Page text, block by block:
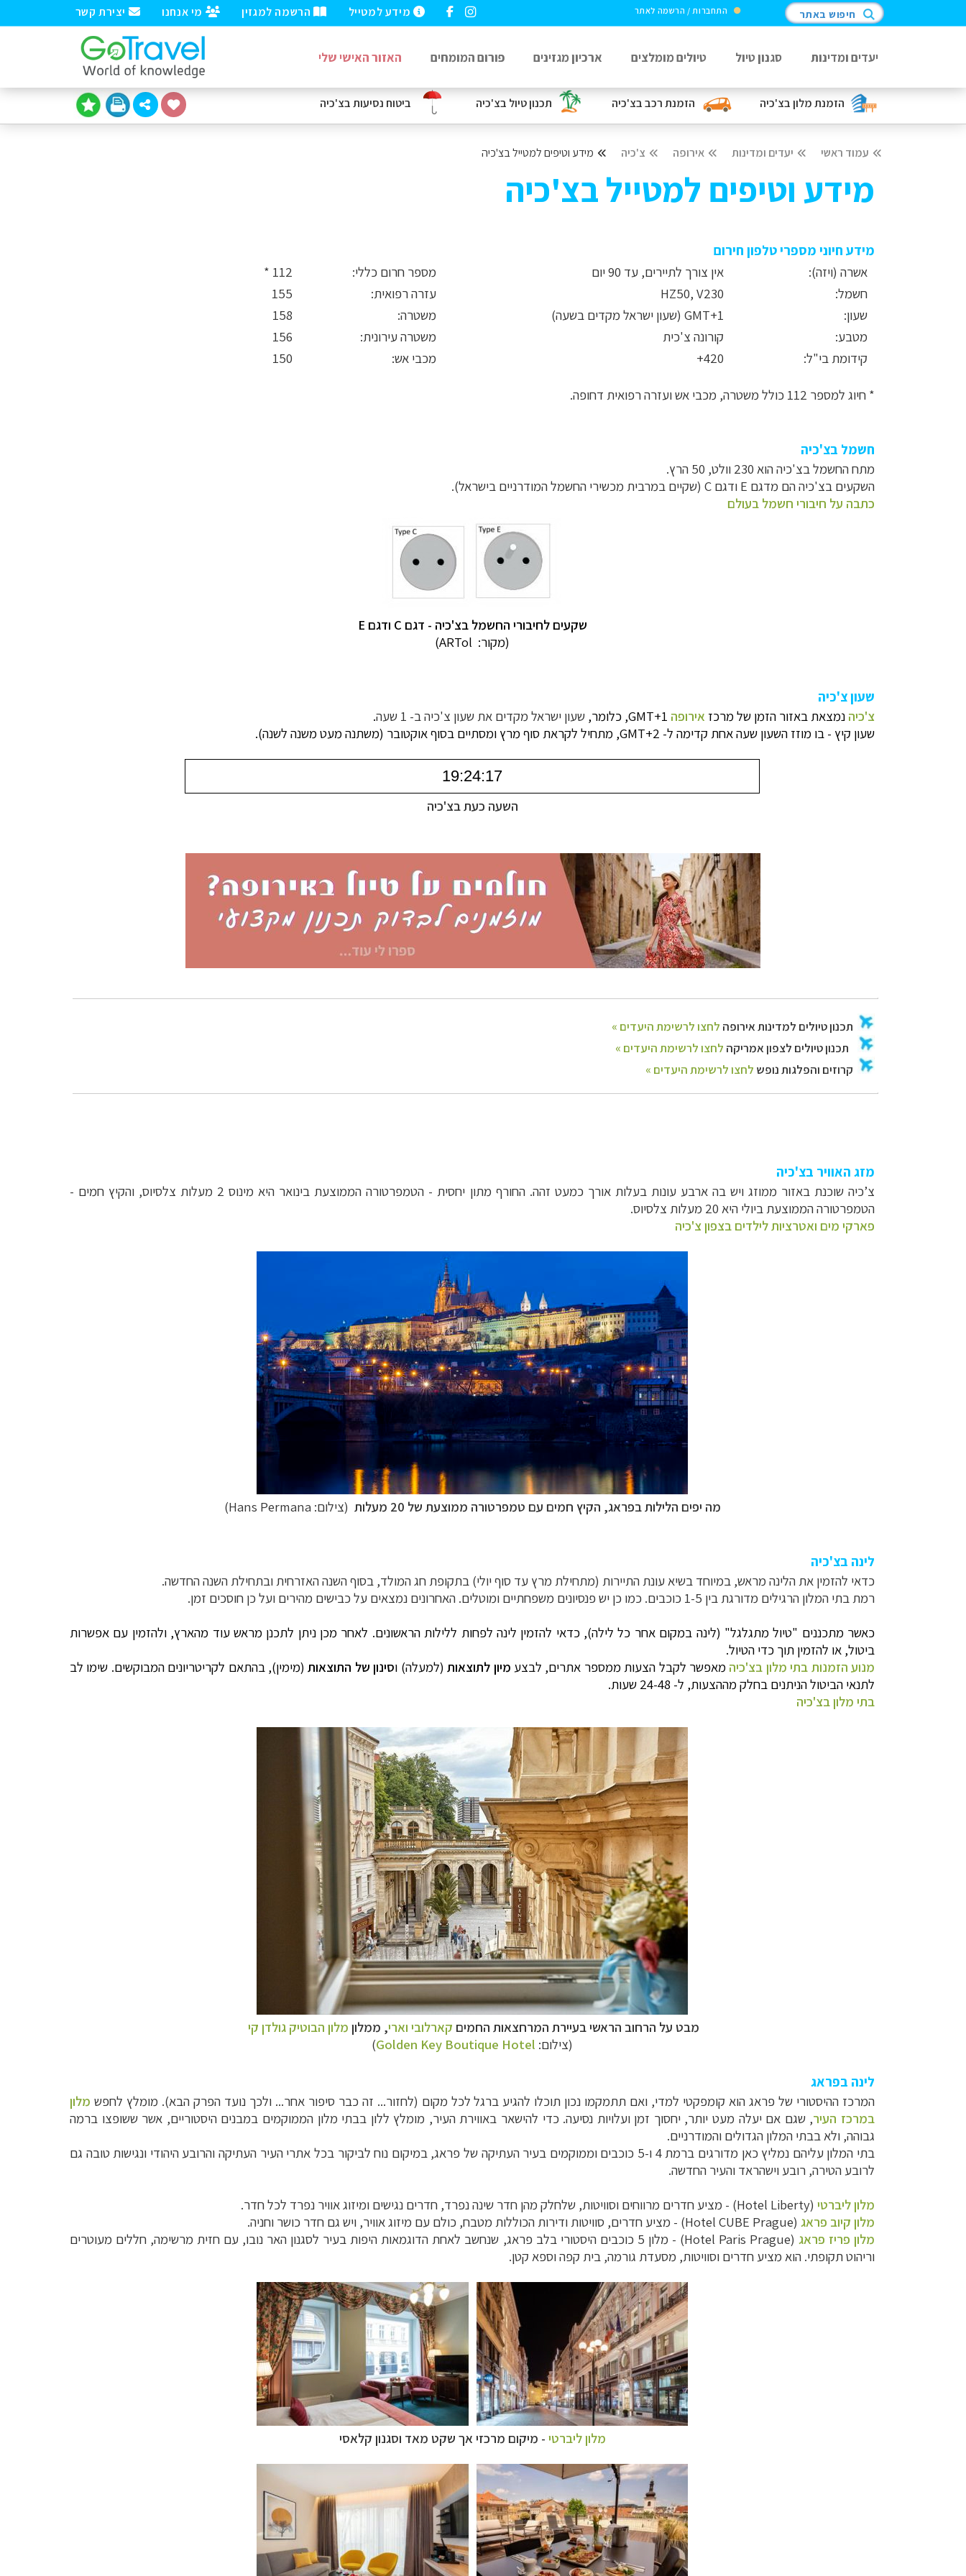
הזמנת מלוןבצ'כיה הזמנת רכבבצ'כיה תכנון טיול בצ'כיה ביטוח נסיעותבצ'כיה
יצירת קשר מי אנחנו הרשמה למגזין מידע למטייל התחברות / הרשמה לאתר חיפוש באתר
יעדים ומדינות סגנון טיול טיולים מומלצים ארכיון מגזינים פורום המומחים האזור האישי שלי
עמוד ראשי יעדים ומדינות אירופה צ'כיה מידע וטיפים למטייל בצ'כיה
מידע וטיפים למטייל בצ'כיה
מידע חיוני מספרי טלפון חירום
אשרה (ויזה):
אין צורך לתיירים, עד 90 יום מספר חרום כללי:
112 *
חשמל:
HZ50, V230 עזרה רפואית:
155
שעון:
1+GMT (שעון ישראל מקדים בשעה) משטרה:
158
מטבע:
קורונה צ'כית משטרה עירונית:
156
קידומת בי"ל:
420+ מכבי אש: 150
* חיוג למספר 112 כולל משטרה, מכבי אש ועזרה רפואית דחופה.
חשמל בצ'כיה
מתח החשמל בצ'כיה הוא 230 וולט, 50 הרץ.
השקעים בצ'כיה הם מדגם E ודגם C (שקיים במרבית מכשירי החשמל המודרניים בישראל).
כתבה על חיבורי חשמל בעולם
שקעים לחיבורי החשמלבצ'כיה - דגם C ודגם E
(מקור:
שעון צ'כיה
צ'כיה נמצאת באזור הזמן של מרכז אירופה GMT, כלומר, שעון ישראל מקדים את שעון צ'כיה ב- 1 שעה
.
שעון קיץ - בו מוזז השעון שעה אחת קדימה ל- 2+GMT,
מתחיל לקראת סוף מרץ ומסתיים בסוף אוקטובר (משתנה מעט משנה לשנה).
השעה כעת בצ'כיה
תכנוןטיולים למדינות אירופהלחצו לרשימת היעדים »
תכנוןטיולים לצפון אמריקה לחצו לרשימת היעדים »
קרוזים והפלגות נופש לחצו לרשימת היעדים »
מזג האוויר בצ'כיה
צ’כיה שוכנת באזור ממוזג ויש בה ארבע עונות בעלות אורך כמעט זהה. החורף מתון יחסית - הטמפרטורה הממוצעת בינואר היא מינוס 2 מעלות צלסיוס, והקיץ חמים -
הטמפרטורה הממוצעת ביולי היא 20 מעלות צלסיוס.
פארקי מים ואטרציות לילדים בצפון צ'כיה
מה יפים הלילות בפראג, הקיץ חמים עם טמפרטורה ממוצעת של 20 מעלות (צילום: Hans Permana)
לינה בצ'כיה
כדאי להזמין את הלינה מראש, במיוחד בשיא עונת התיירות (מתחילת מרץ עד סוף יולי) בתקופת חג המולד, בסוף השנה האזרחית ובתחילת השנה החדשה.
רמת בתי המלון הרגילים מדורגת בין 1-5 כוכבים. כמו כן יש פנסיונים משפחתיים ומוטלים. האחרונים נמצאים על כבישים מהירים ועל כן חוסכים זמן.
כאשר מתכננים "טיול מתגלגל" (לינה במקום אחר כל לילה), כדאי להזמין לינה לפחות ללילות הראשונים. לאחר מכן ניתן לתכנן מראש עוד מהארץ, ולהזמין עם אפשרות
ביטול, או להזמין תוך כדי הטיול.
מנוע הזמנות בתי מלון בצ'כיה מאפשר לקבל הצעות ממספר אתרים, לבצע מיון לתוצאות(למעלה) וסינון של התוצאות(מימין), בהתאם לקריטריונים המבוקשים. שימו לב
לתנאי הביטול הניתנים בחלק מההצעות, ל- 24-48 שעות.
בתי מלון בצ'כיה
מבט על הרחוב הראשי בעיירת המרחצאות החמים קארלובי וארי, ממלון מלון הבוטיק גולדן קי
(צילום: Golden Key Boutique Hotel
)
לינה בפראג
המרכז ההיסטורי של פראג הוא קומפקטי למדי, ואם תתמקמו נכון תוכלו להגיע ברגל לכל מקום (לחזור... זה כבר סיפור אחר... ולכך נועד הפרק הבא). מומלץ לחפש מלון
במרכז העיר, שגם אם יעלה מעט יותר, יחסוך זמן ועלויות נסיעה. כדי להישאר באווירת העיר, מומלץ ללון בבתי מלון הממוקמים במבנים היסטוריים, אשר ששופצו ברמה
גבוהה, ולא בבתי המלון הגדולים והמודרניים.
בתי המלון עליהם נמליץ כאן מדורגים ברמת 4 ו-5 כוכבים וממוקמים בעיר העתיקה של פראג, במיקום נוח לביקור בכל אתרי העיר העתיקה והרובע היהודי ונגישות טובה גם
לרובע הטירה, רובע וישהראד והעיר החדשה.
מלון ליברטי (Hotel Liberty) - מציע חדרים מרווחים וסוויטות, שלחלק מהן חדר שינה נפרד, חדרים נגישים ומיזוג אוויר נפרד לכל חדר.
מלון קיוב פראג (Hotel CUBE Prague) - מציע חדרים, סוויטות ודירות הכוללות מטבח, כולם עם מיזוג אוויר, ויש גם חדר כושר וחניה.
מלון פריז פראג
(Hotel Paris Prague) - מלון 5 כוכבים היסטורי בלב פראג, שנחשב לאחת הדוגמאות היפות בעיר לסגנון האר נובו, עם חזית מרשימה, חללים מעוטרים
וריהוט תקופתי. הוא מציע חדרים וסוויטות, מסעדת גורמה, בית קפה וספא קטן.
מלון ליברטי - מיקום מרכזי אך שקט מאד וסגנון קלאסי